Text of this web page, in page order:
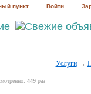
пункт Войти
Услуги→
449раз